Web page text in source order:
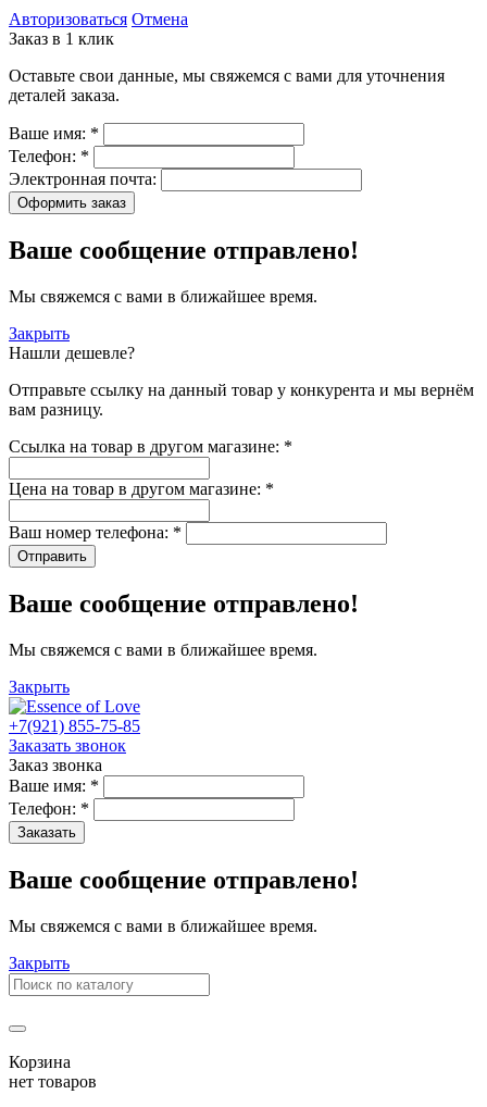
Авторизоваться Отмена
Заказ в 1 клик
Оставьте свои данные, мы свяжемся с вами для уточнения
деталей заказа.
Ваше имя: *
Телефон: *
Электронная почта:
Оформить заказ
Ваше сообщение отправлено!
Мы свяжемся с вами в ближайшее время.
Закрыть
Нашли дешевле?
Отправьте ссылку на данный товар у конкурента и мы вернём
вам разницу.
Ссылка на товар в другом магазине: *
Цена на товар в другом магазине: *
Ваш номер телефона: *
Отправить
Ваше сообщение отправлено!
Мы свяжемся с вами в ближайшее время.
Закрыть
+7(921) 855-75-85
Заказать звонок
Заказ звонка
Ваше имя: *
Телефон: *
Заказать
Ваше сообщение отправлено!
Мы свяжемся с вами в ближайшее время.
Закрыть
Корзина
нет товаров